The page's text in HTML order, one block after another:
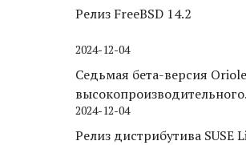
Релиз FreeBSD 14.2
2024-12-04
Седьмая бета-версия
высокопроизводительного
движка хранения для
2024-12-04
Релиз дистрибутива SUSE